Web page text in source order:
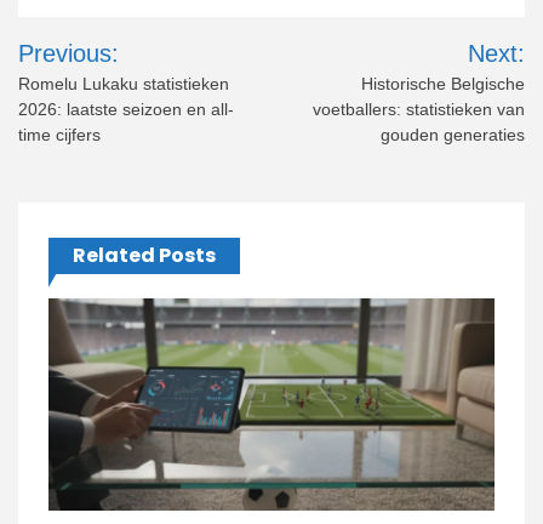
Post
navigation
Previous:
Romelu Lukaku statistieken
2026: laatste seizoen en all-
time cijfers
Next:
Historische Belgische
voetballers: statistieken van
gouden generaties
Related Posts